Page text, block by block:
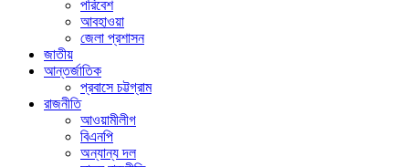
পরিবেশ
আবহাওয়া
জেলা প্রশাসন
জাতীয়
আন্তর্জাতিক
প্রবাসে চট্টগ্রাম
রাজনীতি
আওয়ামীলীগ
বিএনপি
অন্যান্য দল